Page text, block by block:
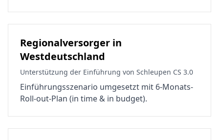
Regionalversorger in
Westdeutschland
Unterstützung der Einführung von Schleupen CS 3.0
Einführungsszenario umgesetzt mit 6-Monats-
Roll-out-Plan (in time & in budget).